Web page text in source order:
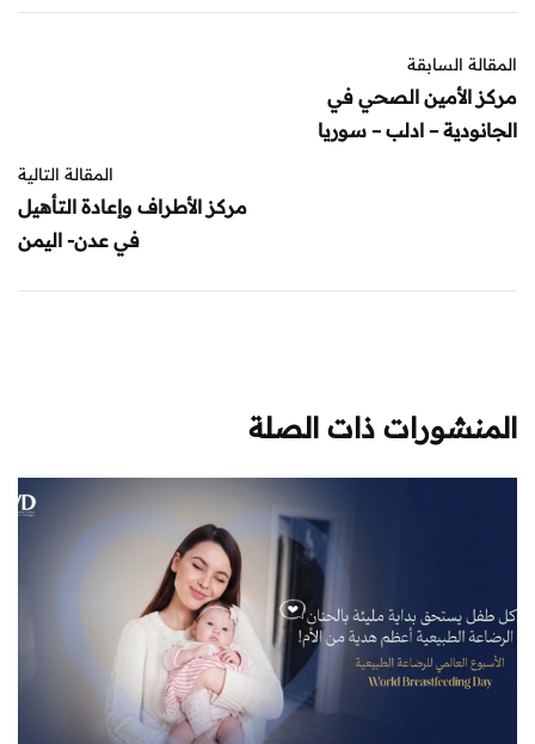
المقالة السابقة
مركز الأمين الصحي في
الجانودية – ادلب – سوريا
المقالة التالية
مركز الأطراف وإعادة التأهيل
في عدن- اليمن
المنشورات ذات الصلة